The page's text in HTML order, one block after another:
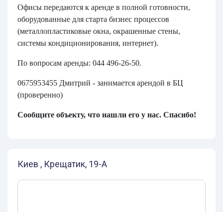
Офисы передаются к аренде в полной готовности,
оборудованные для старта бизнес процессов
(металлопластиковые окна, окрашенные стены,
системы кондиционирования, интернет).
По вопросам аренды: 044 496-26-50.
0675953455 Дмитрий - занимается арендой в БЦ
(проверенно)
Сообщите объекту, что нашли его у нас. Спасибо!
Киев , Крещатик, 19-А